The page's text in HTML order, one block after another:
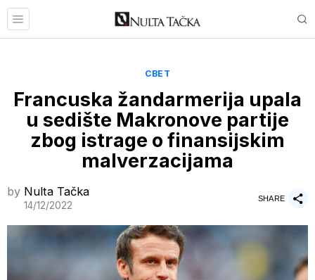
СВЕТ
Francuska žandarmerija upala
u sedište Makronove partije
zbog istrage o finansijskim
malverzacijama
by Nulta Tačka
14/12/2022
SHARE